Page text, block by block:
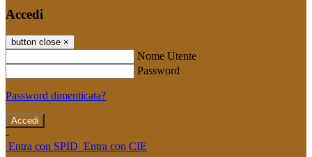
Accedi
button close ×
Nome Utente
Password
Password dimenticata?
-
Entra con SPID Entra con CIE